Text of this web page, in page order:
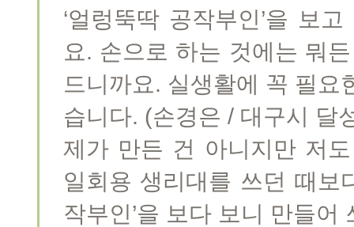
‘얼렁뚝딱 공작부인’을 보
요. 손으로 하는 것에는 뭐
드니까요. 실생활에 꼭 필요
습니다. (손경은 / 대구시 달
제가 만든 건 아니지만 저
일회용 생리대를 쓰던 때보
작부인’을 보다 보니 만들